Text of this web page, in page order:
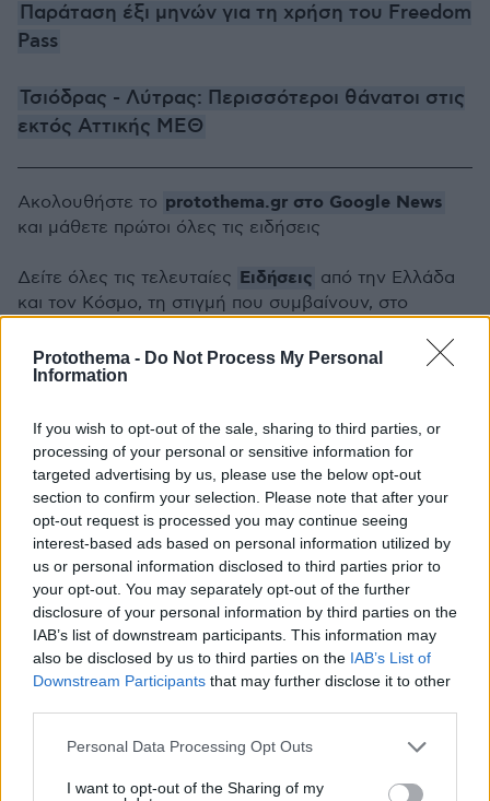
Protothema - Do Not Process My Personal
Information
If you wish to opt-out of the sale, sharing to third parties, or
processing of your personal or sensitive information for
targeted advertising by us, please use the below opt-out
section to confirm your selection. Please note that after your
opt-out request is processed you may continue seeing
interest-based ads based on personal information utilized by
us or personal information disclosed to third parties prior to
your opt-out. You may separately opt-out of the further
disclosure of your personal information by third parties on the
IAB’s list of downstream participants. This information may
also be disclosed by us to third parties on the IAB’s List of
Downstream Participants that may further disclose it to other
Please note that this website/app uses one or more Google
not limited to your visit or usage behaviour. You may click to
Personal Data Processing Opt Outs
I want to opt-out of the Sharing of my
Παράταση έξι μηνών για τη χρήση του Freedom
Pass
Τσιόδρας - Λύτρας: Περισσότεροι θάνατοι στις
εκτός Αττικής ΜΕΘ
Σχετικά Άρθρα
Ακολουθήστε το protothema.gr στο Google News
και μάθετε πρώτοι όλες τις ειδήσεις
Δείτε όλες τις τελευταίες Ειδήσεις από την Ελλάδα
και τον Κόσμο, τη στιγμή που συμβαίνουν, στο